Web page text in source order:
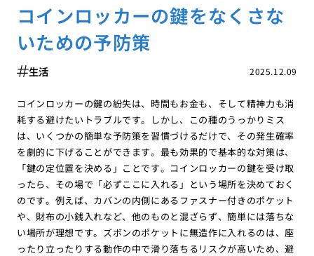
コインロッカーの鍵をなくさな
いための予防策
2025.12.09
生活
コインロッカーの鍵の紛失は、時間もお金も、そして精神力も消
耗する避けたいトラブルです。しかし、この種のうっかりミス
は、いくつかの簡単な予防策を習慣づけるだけで、その発生確率
を劇的に下げることができます。最も効果的で基本的な対策は、
「鍵の定位置を決める」ことです。コインロッカーの鍵を受け取
ったら、その場で「必ずここに入れる」という場所を決めておく
のです。例えば、カバンの内側にあるファスナー付きのポケット
や、財布の小銭入れなど、他のものと混ざらず、簡単には落ちな
い場所が理想です。ズボンのポケットに無造作に入れるのは、座
ったり立ったりする動作の中で滑り落ちるリスクが高いため、避